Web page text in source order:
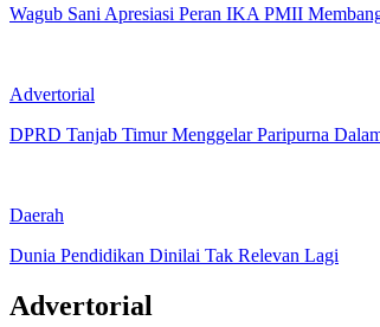
Wagub Sani Apresiasi Peran IKA PMII
Advertorial
DPRD Tanjab Timur Menggelar Paripurna
Daerah
Dunia Pendidikan Dinilai Tak Relevan Lagi
Advertorial